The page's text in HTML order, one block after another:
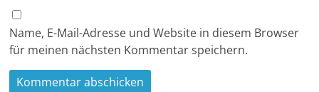
Name, E-Mail-Adresse und Website in diesem Browser
für meinen nächsten Kommentar speichern.